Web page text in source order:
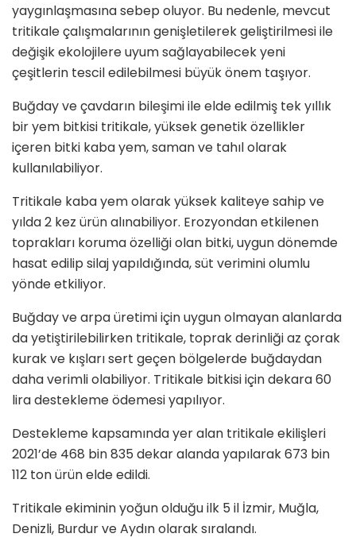
yaygınlaşmasına sebep oluyor. Bu nedenle, mevcut
tritikale çalışmalarının genişletilerek geliştirilmesi ile
değişik ekolojilere uyum sağlayabilecek yeni
çeşitlerin tescil edilebilmesi büyük önem taşıyor.
Buğday ve çavdarın bileşimi ile elde edilmiş tek yıllık
bir yem bitkisi tritikale, yüksek genetik özellikler
içeren bitki kaba yem, saman ve tahıl olarak
kullanılabiliyor.
Tritikale kaba yem olarak yüksek kaliteye sahip ve
yılda 2 kez ürün alınabiliyor. Erozyondan etkilenen
toprakları koruma özelliği olan bitki, uygun dönemde
hasat edilip silaj yapıldığında, süt verimini olumlu
yönde etkiliyor.
Buğday ve arpa üretimi için uygun olmayan alanlarda
da yetiştirilebilirken tritikale, toprak derinliği az çorak
kurak ve kışları sert geçen bölgelerde buğdaydan
daha verimli olabiliyor. Tritikale bitkisi için dekara 60
lira destekleme ödemesi yapılıyor.
Destekleme kapsamında yer alan tritikale ekilişleri
2021’de 468 bin 835 dekar alanda yapılarak 673 bin
112 ton ürün elde edildi.
Tritikale ekiminin yoğun olduğu ilk 5 il İzmir, Muğla,
Denizli, Burdur ve Aydın olarak sıralandı.